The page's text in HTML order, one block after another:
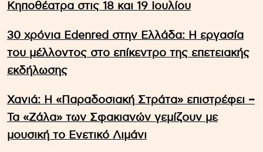
Κηποθέατρα στις 18 και 19 Ιουλίου
30 χρόνια Edenred στην Ελλάδα: Η εργασία
του μέλλοντος στο επίκεντρο της επετειακής
εκδήλωσης
Χανιά: Η «Παραδοσιακή Στράτα» επιστρέφει –
Τα «Ζάλα» των Σφακιανών γεμίζουν με
μουσική το Ενετικό Λιμάνι